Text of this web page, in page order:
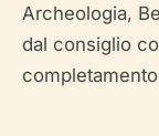
Archeologia,
dal consiglio